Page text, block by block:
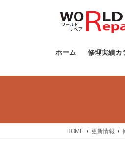
ホーム 修理実績カ
HOME 更新情報